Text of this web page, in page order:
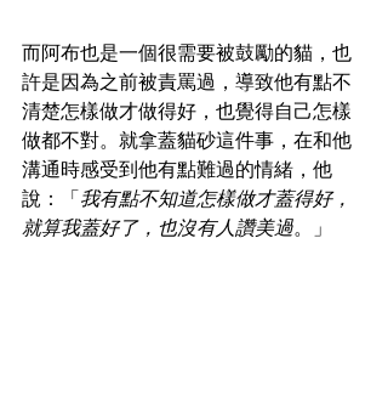
而阿布也是一個很需要被鼓勵的貓，也
許是因為之前被責罵過，導致他有點不
清楚怎樣做才做得好，也覺得自己怎樣
做都不對。就拿蓋貓砂這件事，在和他
溝通時感受到他有點難過的情緒，他
說：「 我有點不知道怎樣做才蓋得好，
就算我蓋好了，也沒有人讚美過。」